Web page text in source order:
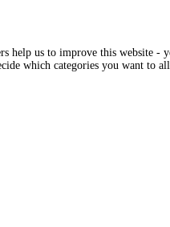
help us to improve this website
which categories you want to